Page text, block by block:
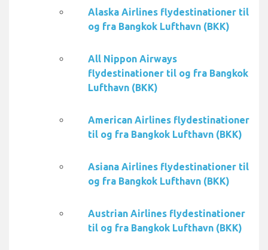
Alaska Airlines flydestinationer til
og fra Bangkok Lufthavn (BKK)
All Nippon Airways
flydestinationer til og fra Bangkok
Lufthavn (BKK)
American Airlines flydestinationer
til og fra Bangkok Lufthavn (BKK)
Asiana Airlines flydestinationer til
og fra Bangkok Lufthavn (BKK)
Austrian Airlines flydestinationer
til og fra Bangkok Lufthavn (BKK)